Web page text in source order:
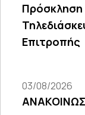
Επιτροπής
03/08/2026